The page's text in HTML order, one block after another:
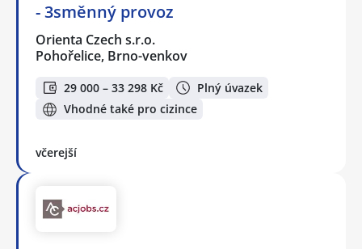
- 3směnný provoz
Orienta Czech s.r.o.
Pohořelice, Brno-venkov
29 000 – 33 298 Kč
Plný úvazek
Vhodné také pro cizince
včerejší